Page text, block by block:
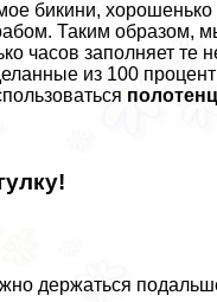
бикини,
Таким образом,
часов заполняет
из 100
держаться